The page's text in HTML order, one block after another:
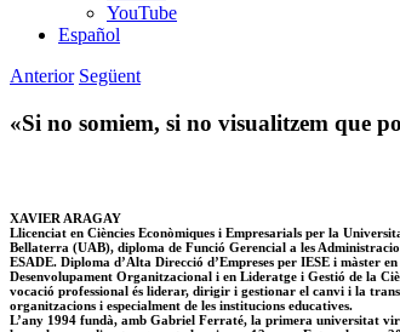
YouTube
Español
Anterior Següent
«Si no somiem, si no visualitzem que
XAVIER ARAGAY
Llicenciat en Ciències Econòmiques i Empresarials per la
Bellaterra (UAB), diploma de Funció Gerencial a les
ESADE. Diploma d’Alta Direcció d’Empreses per IESE i màster en
Desenvolupament Organitzacional i en Lideratge i Gestió de la
vocació professional és liderar, dirigir i gestionar el canvi i la
organitzacions i especialment de les institucions educatives.
L’any 1994 fundà, amb Gabriel Ferraté, la primera universitat